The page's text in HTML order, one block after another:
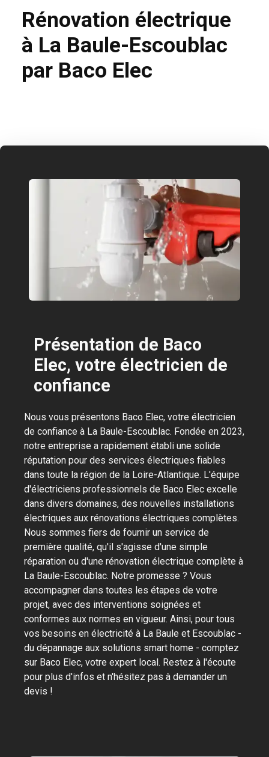
Rénovation électrique
à La Baule-Escoublac
par Baco Elec
Présentation de Baco
Elec, votre électricien de
confiance
Nous vous présentons Baco Elec, votre électricien
de confiance à La Baule-Escoublac. Fondée en 2023,
notre entreprise a rapidement établi une solide
réputation pour des services électriques fiables
dans toute la région de la Loire-Atlantique. L'équipe
d'électriciens professionnels de Baco Elec excelle
dans divers domaines, des nouvelles installations
électriques aux rénovations électriques complètes.
Nous sommes fiers de fournir un service de
première qualité, qu'il s'agisse d'une simple
réparation ou d'une rénovation électrique complète à
La Baule-Escoublac. Notre promesse ? Vous
accompagner dans toutes les étapes de votre
projet, avec des interventions soignées et
conformes aux normes en vigueur. Ainsi, pour tous
vos besoins en électricité à La Baule et Escoublac -
du dépannage aux solutions smart home - comptez
sur Baco Elec, votre expert local. Restez à l'écoute
pour plus d'infos et n'hésitez pas à demander un
devis !